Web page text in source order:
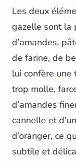
Les deux
gazelle sont la
d’amandes.
de farine, de
lui confère une
trop molle.
d’amandes
cannelle et
d’oranger, ce
subtile et